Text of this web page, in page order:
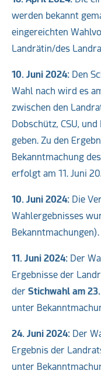
werden bekannt
eingereichten
Landrätin/des
10. Juni 2024: Den
Wahl nach wird es
zwischen den
Dobschütz, CSU, und
geben. Zu den
Bekanntmachung
erfolgt am 11. Juni
10. Juni 2024: Die
Wahlergebnisses
Bekanntmachungen).
11. Juni 2024: Der
Ergebnisse der
der Stichwahl am
unter
24. Juni 2024: Der
Ergebnis der
unter